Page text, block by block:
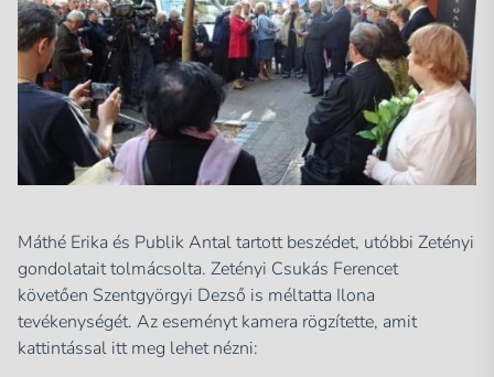
Máthé Erika és Publik Antal tartott beszédet, utóbbi Zetényi
gondolatait tolmácsolta. Zetényi Csukás Ferencet
követően Szentgyörgyi Dezső is méltatta Ilona
tevékenységét. Az eseményt kamera rögzítette, amit
kattintással itt meg lehet nézni: